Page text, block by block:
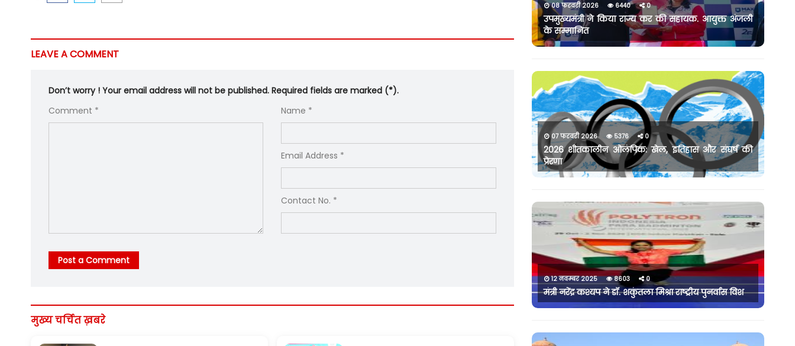
LEAVE A COMMENT
Don’t worry ! Your email address will not be published. Required fields are marked (*).
Comment *
Name *
Email Address *
Contact No. *
Post a Comment
मुख्य चर्चित ख़बरे
08 फरवरी 2026 6440 0
उपमुख्यमंत्री ने किया राज्य कर की सहायक. आयुक्त अंजली
के सम्मानित
07 फरवरी 2026 5376 0
2026 शीतकालीन ओलंपिक: खेल, इतिहास और संघर्ष की
प्रेरणा
12 नवम्बर 2025 8603 0
मंत्री नरेंद्र कश्यप ने डॉ. शकुंतला मिश्रा राष्ट्रीय पुनर्वास विश